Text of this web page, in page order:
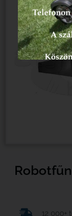
12 000+